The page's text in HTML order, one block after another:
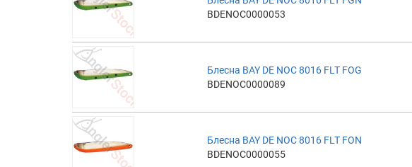
BDENOC0000053
Блесна BAY DE NOC 8016 FLT FOG
BDENOC0000089
Блесна BAY DE NOC 8016 FLT FON
BDENOC0000055